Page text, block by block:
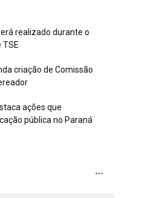
realizado durante o
TSE
criação de Comissão
ações que
pública no Paraná